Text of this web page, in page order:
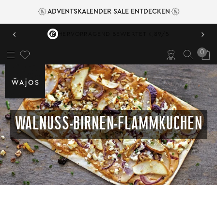
ADVENTSKALENDER SALE ENTDECKEN
‹ ›
0
WALNUSS-BIRNEN-FLAMMKUCHEN